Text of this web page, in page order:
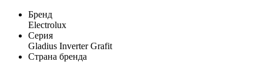
Бренд
Electrolux
Серия
Gladius Inverter Grafit
Страна бренда